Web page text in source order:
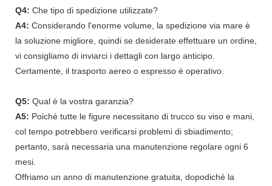
Q4: Che tipo di spedizione utilizzate?
A4: Considerando l'enorme volume, la spedizione via mare è
la soluzione migliore, quindi se desiderate effettuare un ordine,
vi consigliamo di inviarci i dettagli con largo anticipo.
Certamente, il trasporto aereo o espresso è operativo.
Q5: Qual è la vostra garanzia?
A5: Poiché tutte le figure necessitano di trucco su viso e mani,
col tempo potrebbero verificarsi problemi di sbiadimento;
pertanto, sarà necessaria una manutenzione regolare ogni 6
mesi.
Offriamo un anno di manutenzione gratuita, dopodiché la